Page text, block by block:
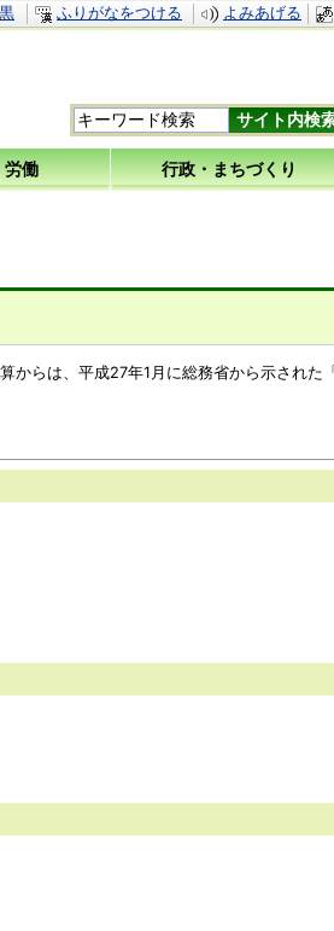
黒 ふりがなをつける
よみあげる
労働 行政・まちづくり
らは、平成27年1月に総務省から示された